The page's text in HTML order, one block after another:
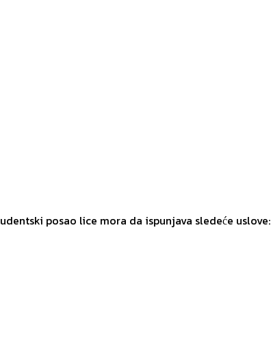
posao lice mora da ispunjava sledeće uslove: